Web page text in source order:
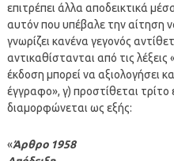
επιτρέπει άλλα αποδεικτικά
αυτόν που υπέβαλε την αίτηση
γνωρίζει κανένα γεγονός
αντικαθίστανται από τις
έκδοση μπορεί να αξιολογήσει
έγγραφο», γ) προστίθεται
διαμορφώνεται ως εξής:
«Άρθρο 1958